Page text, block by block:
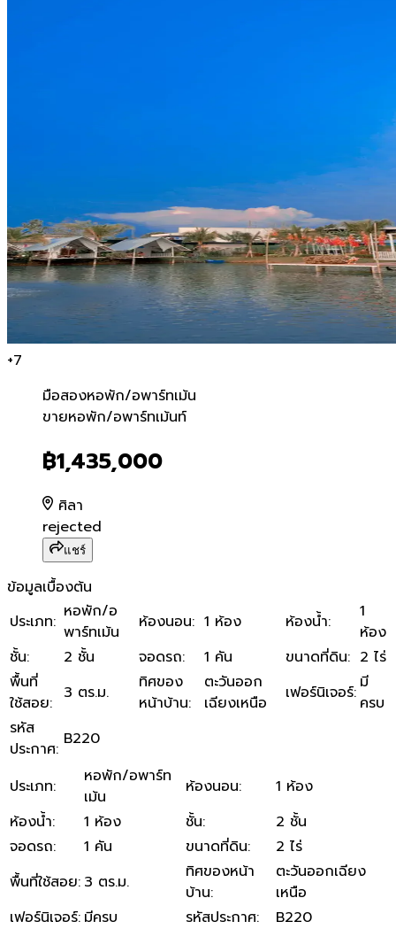
+7
มือสองหอพัก/อพาร์ทเม้น
ขายหอพัก/อพาร์ทเม้นท์
ขายหอพัก/อพาร์ทเม้นท์
฿1,435,000
ศิลา
rejected
แชร์
ข้อมูลเบื้องต้น
ประเภท: หอพัก/อ
พาร์ทเม้น
ห้องนอน: 1 ห้อง ห้องน้ำ:
1
ห้อง
ชั้น: 2 ชั้น จอดรถ: 1 คัน ขนาดที่ดิน: 2 ไร่
พื้นที่
ใช้สอย: 3 ตร.ม.
ทิศของ
หน้าบ้าน:
ตะวันออก
เฉียงเหนือ
เฟอร์นิเจอร์: มี
ครบ
รหัส
ประกาศ: B220
ประเภท:
หอพัก/อพาร์ท
เม้น
ห้องนอน:
1 ห้อง
ห้องน้ำ: 1 ห้อง ชั้น:
2 ชั้น
จอดรถ: 1 คัน ขนาดที่ดิน:
2 ไร่
พื้นที่ใช้สอย: 3 ตร.ม.
ทิศของหน้า
บ้าน:
ตะวันออกเฉียง
เหนือ
เฟอร์นิเจอร์: มีครบ รหัสประกาศ:
B220